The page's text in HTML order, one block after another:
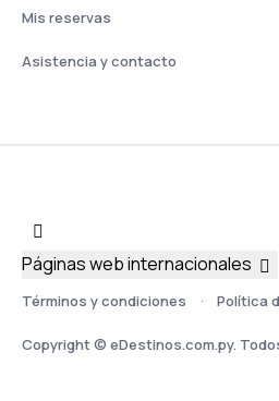
Mis reservas
Asistencia y contacto
Términos y condiciones Política
Copyright © eDestinos.com.py.
Páginas web internacionales